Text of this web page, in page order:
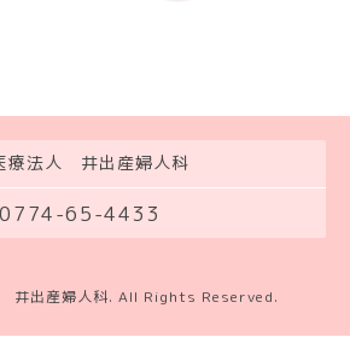
療法人 井出産婦人科
0774-65-4433
井出産婦人科. All Rights Reserved.